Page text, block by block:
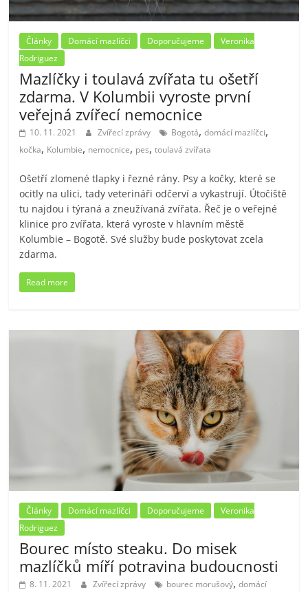
Články Domácí mazlíčci Doporučujeme
Veronika
Rodriguez
Mazlíčky i toulavá zvířata tu ošetří
zdarma. V Kolumbii vyroste první
veřejná zvířecí nemocnice
10. 11. 2021 Zvířecí zprávy Bogotá,domácí mazlíčci,
kočka, Kolumbie, nemocnice, pes,toulavá zvířata
Ošetří zlomené tlapky i řezné rány. Psy a kočky, které se
ocitly na ulici, tady veterináři odčerví a vykastrují. Útočiště
tu najdou i týraná a zneužívaná zvířata. Řeč je o veřejné
klinice pro zvířata, která vyroste v hlavním městě
Kolumbie – Bogotě. Své služby bude poskytovat zcela
zdarma.
Read more
Články Domácí mazlíčci Doporučujeme
Veronika
Rodriguez
Bourec místo steaku. Do misek
mazlíčků míří potravina budoucnosti
8. 11. 2021 Zvířecí zprávy bourec morušový,domácí